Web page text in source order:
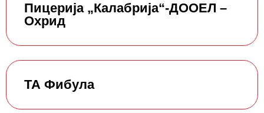
Пицерија „Калабрија“-ДООЕЛ –
Охрид
ТА Фибула